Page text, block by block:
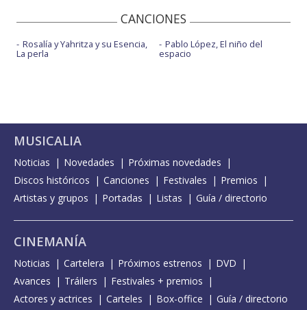
High - visualizer
Killing me - con Sasha Keable
Little things
Little things - BBC Radio 1 Live Lounge
Loving you - con Maverick Sabre
Rose rouge
Slow down - con Maverick Sabre
CANCIONES
Rosalía y Yahritza y su Esencia,
La perla
Pablo López, El niño del
espacio
MUSICALIA
Noticias Novedades
Próximas novedades
Discos históricos
Canciones Festivales
Premios
Artistas y grupos
Portadas Listas Guía / directorio
CINEMANÍA
Noticias Cartelera Próximos estrenos
DVD
Avances
Tráilers
Festivales + premios
Actores y actrices
Carteles Box-office Guía / directorio